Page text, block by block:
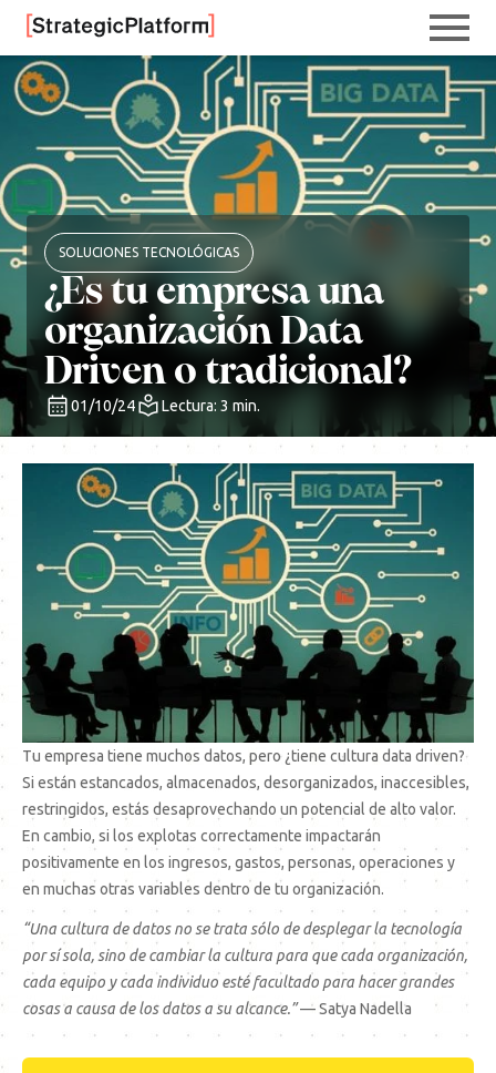
SOLUCIONES TECNOLÓGICAS
¿Es tu empresa una
organización Data
Driven o tradicional?
01/10/24 Lectura: 3 min.
Tu empresa tiene muchos datos, pero ¿tiene cultura data driven?
Si están estancados, almacenados, desorganizados, inaccesibles,
restringidos, estás desaprovechando un potencial de alto valor.
En cambio, si los explotas correctamente impactarán
positivamente en los ingresos, gastos, personas, operaciones y
en muchas otras variables dentro de tu organización.
“Una cultura de datos no se trata sólo de desplegar la tecnología
por sí sola, sino de cambiar la cultura para que cada organización,
cada equipo y cada individuo esté facultado para hacer grandes
cosas a causa de los datos a su alcance.”— Satya Nadella